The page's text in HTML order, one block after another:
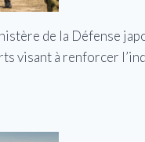
de la Défense
visant à renforcer